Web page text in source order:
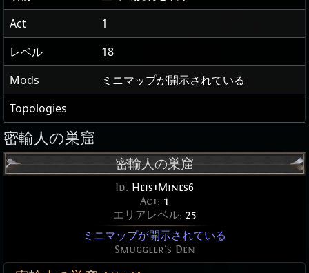
Act
1
レベル
18
Mods
ミニマップが開示されている
Topologies
密輸人の巣窟
密輸人の巣窟
Id: HeistMines6
Act: 1
エリアレベル: 25
ミニマップが開示されている
Smuggler's Den